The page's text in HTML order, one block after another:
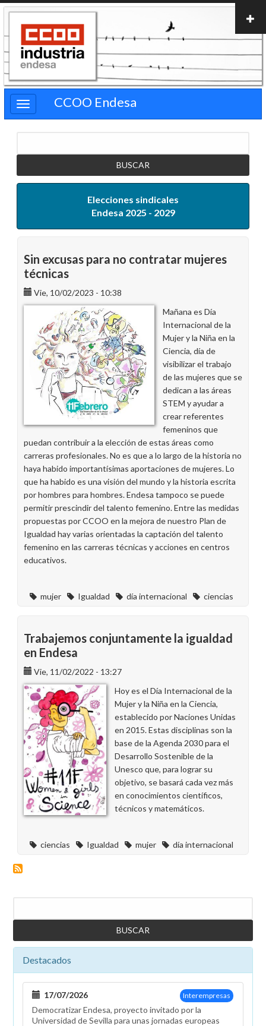
Pasar
contenido
principal
CCOO Endesa
Elecciones sindicales
Endesa 2025 - 2029
Sin excusas para no contratar mujeres
técnicas
Vie, 10/02/2023 - 10:38
Mañana es Día
Internacional de la
Mujer y la Niña en la
Ciencia, día de
visibilizar el trabajo
de las mujeres que se
dedican a las áreas
STEM y ayudar a
crear referentes
femeninos que
puedan contribuir a la elección de estas áreas como
carreras profesionales. No es que a lo largo de la historia no
haya habido importantísimas aportaciones de mujeres. Lo
que ha habido es una visión del mundo y la historia escrita
por hombres para hombres. Endesa tampoco se puede
permitir prescindir del talento femenino. Entre las medidas
propuestas por CCOO en la mejora de nuestro Plan de
Igualdad hay varias orientadas la captación del talento
femenino en las carreras técnicas y acciones en centros
educativos.
mujer Igualdad día internacional ciencias
Trabajemos conjuntamente la igualdad
en Endesa
Vie, 11/02/2022 - 13:27
Hoy es el Día Internacional de la
Mujer y la Niña en la Ciencia,
establecido por Naciones Unidas
en 2015. Estas disciplinas son la
base de la Agenda 2030 para el
Desarrollo Sostenible de la
Unesco que, para lograr su
objetivo, se basará cada vez más
en conocimientos científicos,
técnicos y matemáticos.
ciencias Igualdad mujer día internacional
Destacados
Interempresas
17/07/2026
Democratizar Endesa, proyecto invitado por la
Universidad de Sevilla para unas jornadas europeas